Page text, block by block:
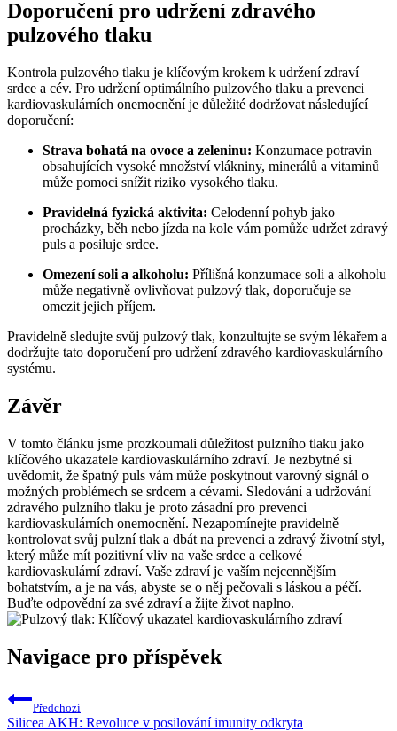
Doporučení pro udržení zdravého
pulzového tlaku
Kontrola pulzového tlaku je klíčovým krokem k udržení zdraví
srdce a cév. Pro udržení optimálního pulzového tlaku a prevenci
kardiovaskulárních onemocnění je důležité dodržovat následující
doporučení:
Strava bohatá na ovoce a zeleninu: Konzumace potravin
obsahujících vysoké množství vlákniny, minerálů a vitaminů
může pomoci snížit riziko vysokého tlaku.
Pravidelná fyzická aktivita: Celodenní pohyb jako
procházky, běh nebo jízda na kole vám pomůže udržet zdravý
puls a posiluje srdce.
Omezení soli a alkoholu: Přílišná konzumace soli a alkoholu
může negativně ovlivňovat pulzový tlak, doporučuje se
omezit jejich příjem.
Pravidelně sledujte svůj pulzový tlak, konzultujte se svým lékařem a
dodržujte tato doporučení pro udržení zdravého kardiovaskulárního
systému.
Závěr
V tomto článku jsme prozkoumali důležitost pulzního tlaku jako
klíčového ukazatele kardiovaskulárního zdraví. Je nezbytné si
uvědomit, že špatný puls vám může poskytnout varovný signál o
možných problémech se srdcem a cévami. Sledování a udržování
zdravého pulzního tlaku je proto zásadní pro prevenci
kardiovaskulárních onemocnění. Nezapomínejte pravidelně
kontrolovat svůj pulzní tlak a dbát na prevenci a zdravý životní styl,
který může mít pozitivní vliv na vaše srdce a celkové
kardiovaskulární zdraví. Vaše zdraví je vaším nejcennějším
bohatstvím, a je na vás, abyste se o něj pečovali s láskou a péčí.
Buďte odpovědní za své zdraví a žijte život naplno.
Navigace pro příspěvek
Předchozí
Silicea AKH: Revoluce v posilování imunity odkryta